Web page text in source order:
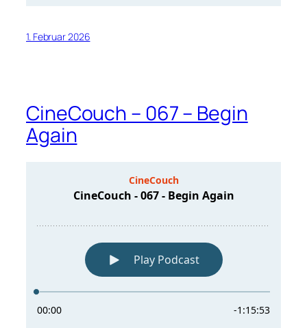
1. Februar 2026
CineCouch – 067 – Begin
Again